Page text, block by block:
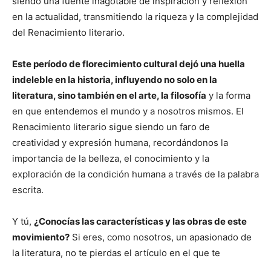
en la actualidad, transmitiendo la riqueza y la complejidad
del Renacimiento literario.
Este período de florecimiento cultural dejó una huella
indeleble en la historia, influyendo no solo en la
literatura, sino también en el arte, la filosofía y la forma
en que entendemos el mundo y a nosotros mismos. El
Renacimiento literario sigue siendo un faro de
creatividad y expresión humana, recordándonos la
importancia de la belleza, el conocimiento y la
exploración de la condición humana a través de la palabra
escrita.
Y tú, ¿Conocías las características y las obras de este
movimiento? Si eres, como nosotros, un apasionado de
la literatura, no te pierdas el artículo en el que te